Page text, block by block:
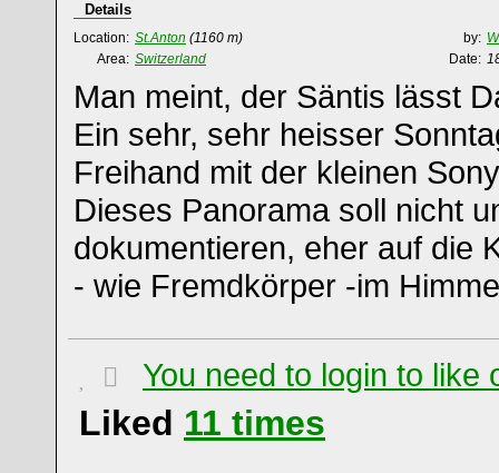
Details
Location: St.Anton (1160 m) by:
Area: Switzerland Date:
Man meint, der Säntis lässt
Ein sehr, sehr heisser
Freihand mit der kleinen
Dieses Panorama soll nicht
dokumentieren, eher auf die
- wie Fremdkörper -im
You need to login to like
Liked 11 times